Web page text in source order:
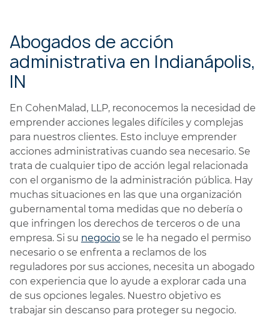
Abogados de acción
administrativa en Indianápolis,
IN
En CohenMalad, LLP, reconocemos la necesidad de
emprender acciones legales difíciles y complejas
para nuestros clientes. Esto incluye emprender
acciones administrativas cuando sea necesario. Se
trata de cualquier tipo de acción legal relacionada
con el organismo de la administración pública. Hay
muchas situaciones en las que una organización
gubernamental toma medidas que no debería o
que infringen los derechos de terceros o de una
empresa. Si su negocio se le ha negado el permiso
necesario o se enfrenta a reclamos de los
reguladores por sus acciones, necesita un abogado
con experiencia que lo ayude a explorar cada una
de sus opciones legales. Nuestro objetivo es
trabajar sin descanso para proteger su negocio.